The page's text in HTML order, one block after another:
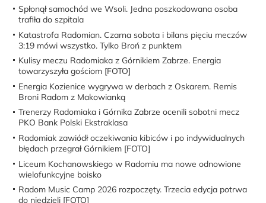
Spłonął samochód we Wsoli. Jedna poszkodowana osoba
trafiła do szpitala
Katastrofa Radomian. Czarna sobota i bilans pięciu meczów
3:19 mówi wszystko. Tylko Broń z punktem
Kulisy meczu Radomiaka z Górnikiem Zabrze. Energia
towarzyszyła gościom [FOTO]
Energia Kozienice wygrywa w derbach z Oskarem. Remis
Broni Radom z Makowianką
Trenerzy Radomiaka i Górnika Zabrze ocenili sobotni mecz
PKO Bank Polski Ekstraklasa
Radomiak zawiódł oczekiwania kibiców i po indywidualnych
błędach przegrał Górnikiem [FOTO]
Liceum Kochanowskiego w Radomiu ma nowe odnowione
wielofunkcyjne boisko
Radom Music Camp 2026 rozpoczęty. Trzecia edycja potrwa
do niedzieli [FOTO]